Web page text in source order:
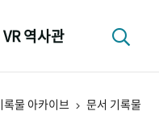
VR 역사관
록물 아카이브 문서 기록물